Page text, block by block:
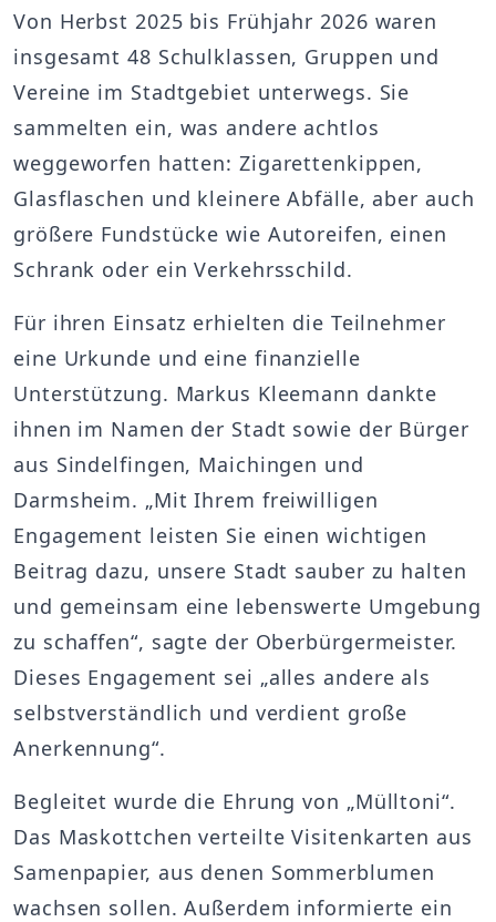
Von Herbst 2025 bis Frühjahr 2026 waren
insgesamt 48 Schulklassen, Gruppen und
Vereine im Stadtgebiet unterwegs. Sie
sammelten ein, was andere achtlos
weggeworfen hatten: Zigarettenkippen,
Glasflaschen und kleinere Abfälle, aber auch
größere Fundstücke wie Autoreifen, einen
Schrank oder ein Verkehrsschild.
Für ihren Einsatz erhielten die Teilnehmer
eine Urkunde und eine finanzielle
Unterstützung. Markus Kleemann dankte
ihnen im Namen der Stadt sowie der Bürger
aus Sindelfingen, Maichingen und
Darmsheim. „Mit Ihrem freiwilligen
Engagement leisten Sie einen wichtigen
Beitrag dazu, unsere Stadt sauber zu halten
und gemeinsam eine lebenswerte Umgebung
zu schaffen“, sagte der Oberbürgermeister.
Dieses Engagement sei „alles andere als
selbstverständlich und verdient große
Anerkennung“.
Begleitet wurde die Ehrung von „Mülltoni“.
Das Maskottchen verteilte Visitenkarten aus
Samenpapier, aus denen Sommerblumen
wachsen sollen. Außerdem informierte ein